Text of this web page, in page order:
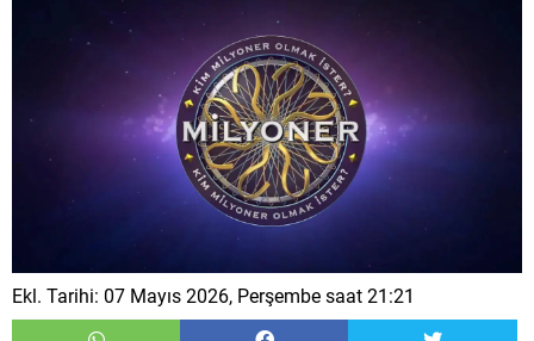
Ekl. Tarihi: 07 Mayıs 2026, Perşembe saat 21:21